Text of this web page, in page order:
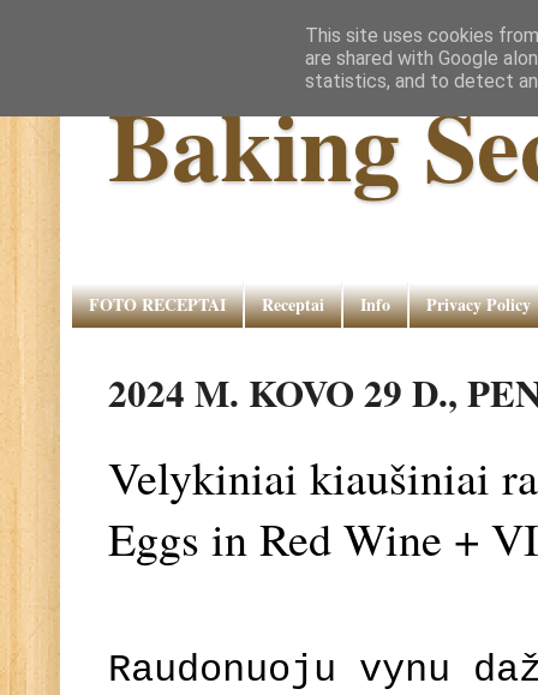
Baking
FOTO RECEPTAI Receptai Info Privacy Policy
2024 M. KOVO 29 D.,
Velykiniai kiaušiniai
Eggs in Red Wine +
Raudonuoju vynu
This site uses cookies
are shared with Google
statistics, and to detect